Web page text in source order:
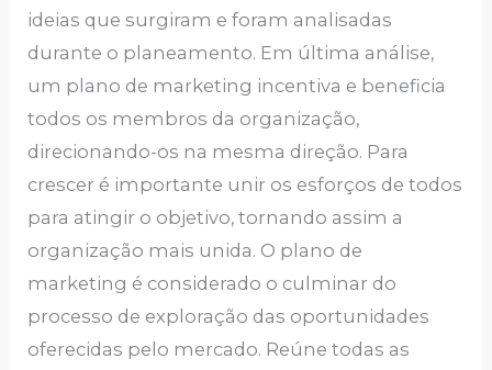
ideias que surgiram e foram analisadas
durante o planeamento. Em última análise,
um plano de marketing incentiva e beneficia
todos os membros da organização,
direcionando-os na mesma direção. Para
crescer é importante unir os esforços de todos
para atingir o objetivo, tornando assim a
organização mais unida. O plano de
marketing é considerado o culminar do
processo de exploração das oportunidades
oferecidas pelo mercado. Reúne todas as